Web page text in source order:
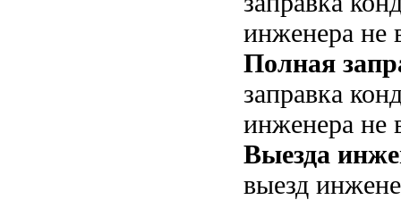
инженера не
Полная
заправка
инженера не
Выезда
выезд